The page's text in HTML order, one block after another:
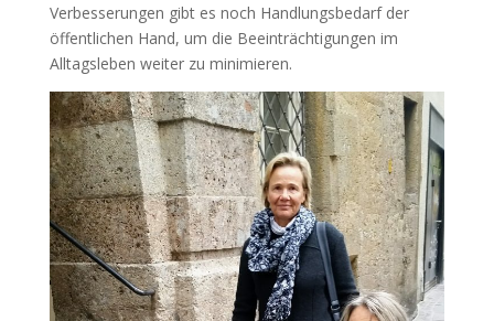
Verbesserungen gibt es noch Handlungsbedarf der
öffentlichen Hand, um die Beeinträchtigungen im
Alltagsleben weiter zu minimieren.